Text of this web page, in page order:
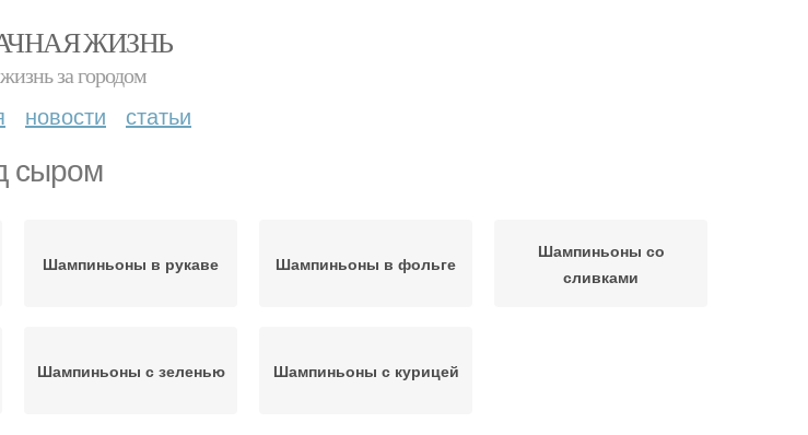
ЖИЗНЬ
жизнь за городом
новости статьи
сыром
Шампиньоны в рукаве Шампиньоны в фольге
Шампиньоны со
сливками
Шампиньоны с зеленью Шампиньоны с курицей